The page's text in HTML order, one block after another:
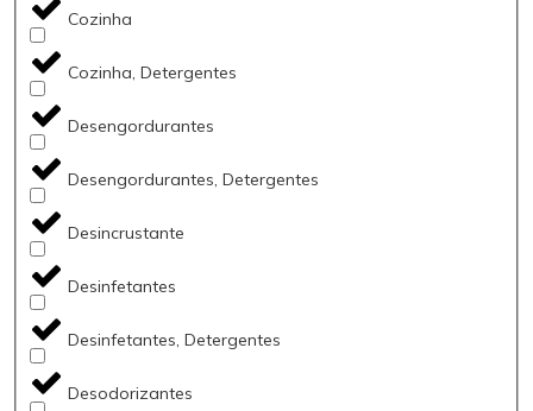
Cozinha
Cozinha, Detergentes
Desengordurantes
Desengordurantes, Detergentes
Desincrustante
Desinfetantes
Desinfetantes, Detergentes
Desodorizantes